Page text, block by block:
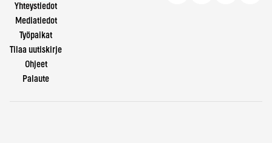
Yhteystiedot
Mediatiedot
Työpaikat
Tilaa uutiskirje
Ohjeet
Palaute